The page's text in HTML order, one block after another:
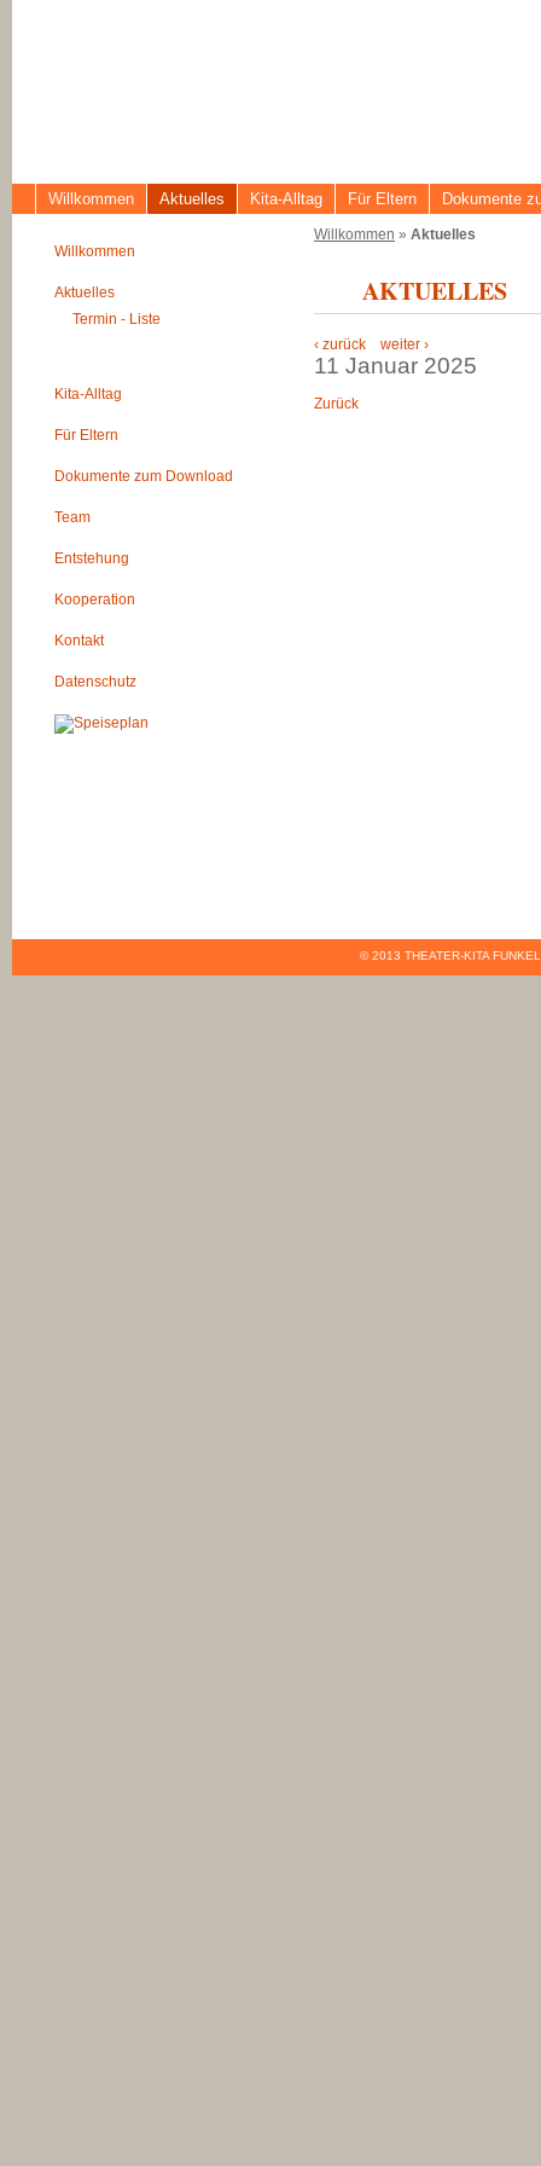
Willkommen Aktuelles Kita-Alltag Für Eltern Dokumente
Willkommen
Aktuelles
Termin - Liste
Kita-Alltag
Für Eltern
Dokumente zum Download
Team
Entstehung
Kooperation
Kontakt
Datenschutz
Willkommen » Aktuelles
AKTUELLES
‹ zurück weiter ›
11 Januar 2025
Zurück
© 2013 THEATER-KITA